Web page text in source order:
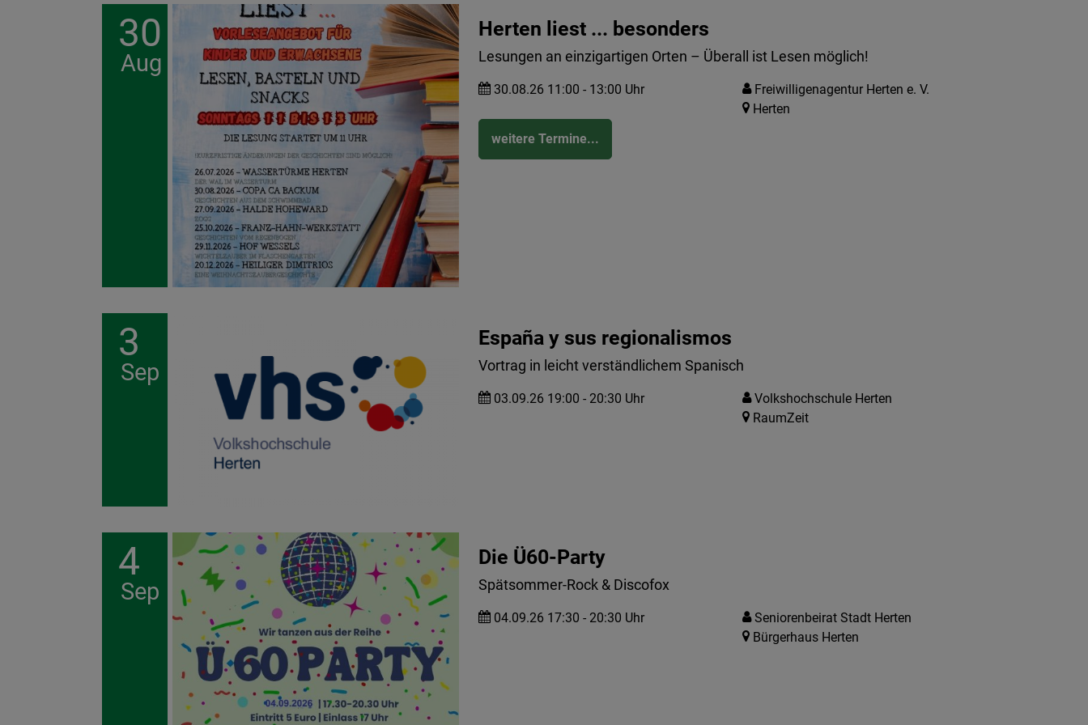
30
Aug
Herten liest ... besonders
Lesungen an einzigartigen Orten – Überall ist Lesen möglich!
30.08.26 11:00 - 13:00 Uhr
weitere Termine...
Freiwilligenagentur Herten e. V.
Herten
3
Sep
España y sus regionalismos
Vortrag in leicht verständlichem Spanisch
03.09.26 19:00 - 20:30 Uhr
Volkshochschule Herten
RaumZeit
4
Sep
Die Ü60-Party
Spätsommer-Rock & Discofox
04.09.26 17:30 - 20:30 Uhr
Seniorenbeirat Stadt Herten
Bürgerhaus Herten